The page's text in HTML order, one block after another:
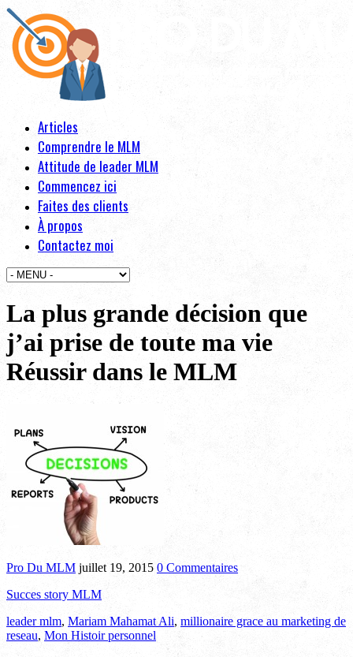
Articles
Comprendre le MLM
Attitude de leader MLM
Commencez ici
Faites des clients
À propos
Contactez moi
La plus grande décision que
j’ai prise de toute ma vie
Réussir dans le MLM
Pro Du MLM juillet 19, 2015 0 Commentaires
Succes story MLM
leader mlm, Mariam Mahamat Ali, millionaire grace au marketing de
reseau, Mon Histoir personnel